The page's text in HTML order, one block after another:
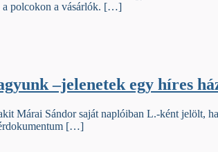
a polcokon a vásárlók. […]
–jelenetek egy híres
Márai Sándor saját naplóiban L.-ként jelölt,
[…]